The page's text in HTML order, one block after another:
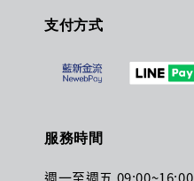
支付方式
服務時間
週一至週五 09:00~16:00